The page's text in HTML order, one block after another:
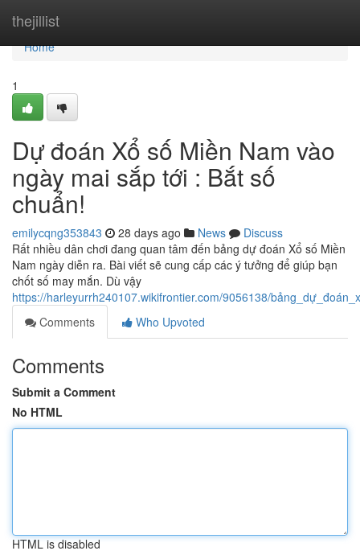
thejillist
Home
Home
1
Dự đoán Xổ số Miền Nam vào
ngày mai sắp tới : Bắt số
chuẩn!
emilycqng353843 28 days ago News
Discuss
Rất nhiều dân chơi đang quan tâm đến bảng dự đoán Xổ số Miền
Nam ngày diễn ra. Bài viết sẽ cung cấp các ý tưởng để giúp bạn
chốt số may mắn. Dù vậy
https://harleyurrh240107.wikifrontier.com/9056138/
Comments
Who Upvoted
Comments
Submit a Comment
No HTML
HTML is disabled